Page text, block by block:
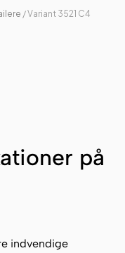
/ Variant 3521 C4
på
indvendige